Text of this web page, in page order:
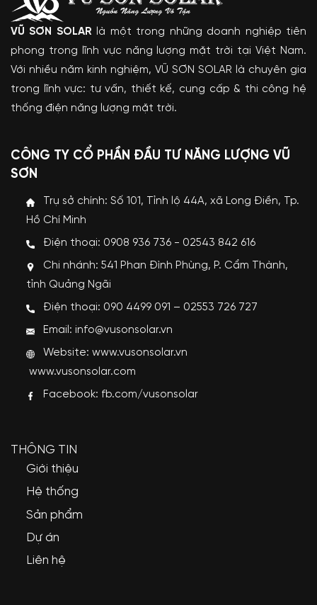
VŨ SƠN SOLAR là một trong những doanh nghiệp tiên
phong trong lĩnh vực năng lượng mặt trời tại Việt Nam.
Với nhiều năm kinh nghiệm, VŨ SƠN SOLAR là chuyên gia
trong lĩnh vực: tư vấn, thiết kế, cung cấp & thi công hệ
thống điện năng lượng mặt trời.
CÔNG TY CỔ PHẦN ĐẦU TƯ NĂNG LƯỢNG VŨ
SƠN
Trụ sở chính: Số 101, Tỉnh lộ 44A, xã Long Điền, Tp.
Hồ Chí Minh
Điện thoại: 0908 936 736 - 02543 842 616
Chi nhánh: 541 Phan Đình Phùng, P. Cẩm Thành,
tỉnh Quảng Ngãi
Điện thoại: 090 4499 091 – 02553 726 727
Email: info@vusonsolar.vn
Website:www.vusonsolar.vn
www.vusonsolar.com
Facebook: fb.com/vusonsolar
THÔNG TIN
Giới thiệu
Hệ thống
Sản phẩm
Dự án
Liên hệ